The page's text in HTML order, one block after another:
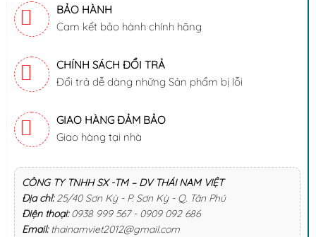
BẢO HÀNH
Cam kết bảo hành chính hãng
CHÍNH SÁCH ĐỔI TRẢ
Đổi trả dễ dàng những Sản phẩm bị lỗi
GIAO HÀNG ĐẢM BẢO
Giao hàng tại nhà
CÔNG TY TNHH SX -TM – DV THÁI NAM VIỆT
Địa chỉ: 25/40 Sơn Kỳ - P. Sơn Kỳ - Q. Tân Phú
Điện thoại:0938 999 567 - 0909 092 686
Email: thainamviet2012@gmail.com